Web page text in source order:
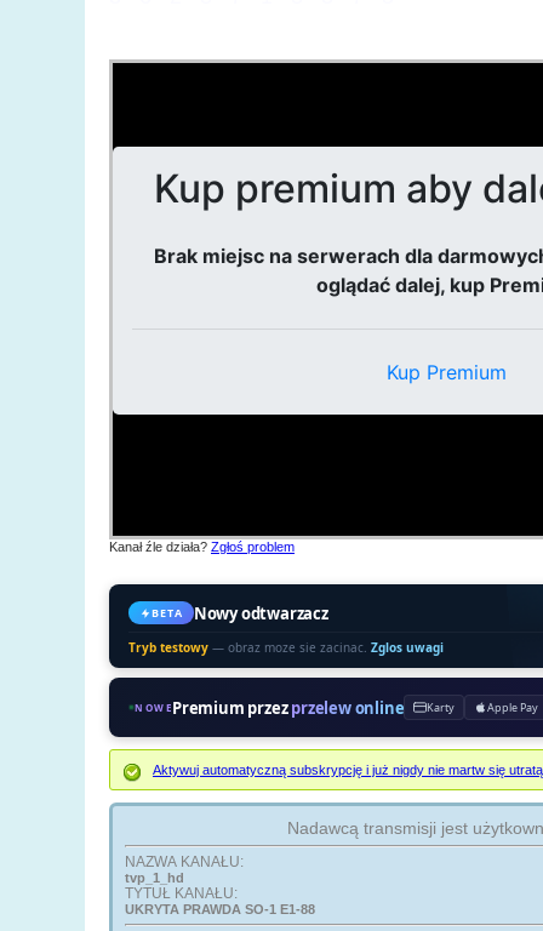
Kanał źle działa? Zgłoś problem
BETA Nowy odtwarzacz
Tryb testowy — obraz moze sie zacinac. Zglos uwagi
NOWEPremium przezprzelew online Karty Apple Pay
Aktywuj automatyczną subskrypcję i już nigdy nie martw się
Nadawcą transmisji jest
NAZWA KANAŁU:
tvp_1_hd
TYTUŁ KANAŁU:
UKRYTA PRAWDA SO-1 E1-88